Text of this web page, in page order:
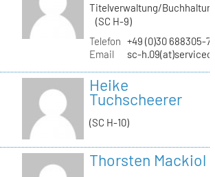
Titelverwaltung/
(SC H-9)
Telefon +49 (0)30 688305-
Email
sc-
Heike
Tuchscheerer
(SC H-10)
Thorsten Mackiol